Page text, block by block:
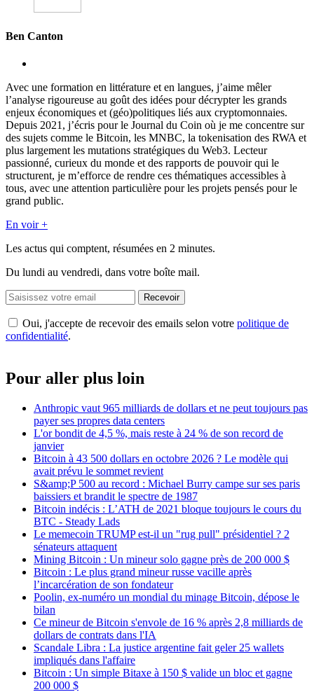
Ben Canton
Avec une formation en littérature et en langues, j’aime mêler
l’analyse rigoureuse au goût des idées pour décrypter les grands
enjeux économiques et (géo)politiques liés aux cryptomonnaies.
Depuis 2021, j’écris pour le Journal du Coin où je me concentre sur
des sujets comme le Bitcoin, les MNBC, la tokenisation des RWA et
plus largement les mutations stratégiques du Web3. Lecteur
passionné, curieux du monde et des rapports de pouvoir qui le
structurent, je m’efforce de rendre ces thématiques accessibles à
tous, avec une attention particulière pour les projets pensés pour le
grand public.
En voir +
Les actus qui comptent, résumées en 2 minutes.
Du lundi au vendredi, dans votre boîte mail.
Recevoir
Oui, j'accepte de recevoir des emails selon votre politique de
confidentialité.
Pour aller plus loin
Anthropic vaut 965 milliards de dollars et ne peut toujours pas
payer ses propres data centers
L'or bondit de 4,5 %, mais reste à 24 % de son record de
janvier
Bitcoin à 43 500 dollars en octobre 2026 ? Le modèle qui
avait prévu le sommet revient
S&amp;P 500 au record : Michael Burry campe sur ses paris
baissiers et brandit le spectre de 1987
Bitcoin indécis : L’ATH de 2021 bloque toujours le cours du
BTC - Steady Lads
Le memecoin TRUMP est-il un "rug pull" présidentiel ? 2
sénateurs attaquent
Mining Bitcoin : Un mineur solo gagne près de 200 000 $
Bitcoin : Le plus grand mineur russe vacille après
l’incarcération de son fondateur
Poolin, ex-numéro un mondial du minage Bitcoin, dépose le
bilan
Ce mineur de Bitcoin s'envole de 16 % après 2,8 milliards de
dollars de contrats dans l'IA
Scandale Libra : La justice argentine fait geler 25 wallets
impliqués dans l'affaire
Bitcoin : Un simple Bitaxe à 150 $ valide un bloc et gagne
200 000 $